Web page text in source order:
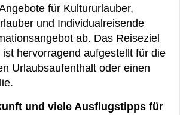
für Kultururlauber,
und Individualreisende
ab. Das Reiseziel
hervorragend aufgestellt für die
Urlaubsaufenthalt oder einen
und viele Ausflugstipps für